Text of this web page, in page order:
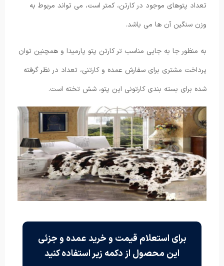
تعداد پتوهای موجود در کارتن، کمتر است، می تواند مربوط به
وزن سنگین آن ها می باشد.
به منظور جا به جایی مناسب تر کارتن پتو پارمیدا و همچنین توان
پرداخت مشتری برای سفارش عمده و کارتنی، تعداد در نظر گرفته
شده برای بسته بندی کارتونی این پتو، شش تخته است.
برای استعلام قیمت و خرید عمده و جزئی
این محصول از دکمه زیر استفاده کنید